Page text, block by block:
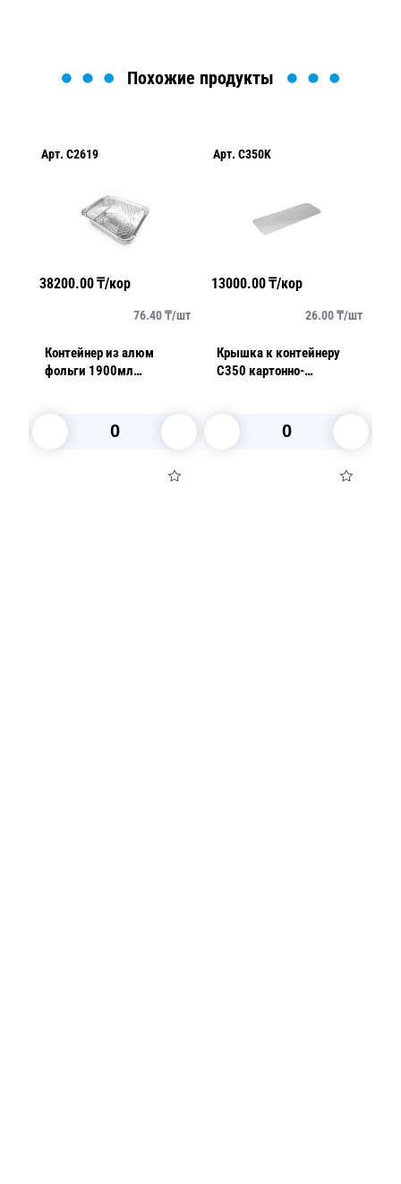
Похожие продукты
Арт.C2619
38200.00₸/кор
76.40₸/шт
Контейнер из алюм
фольги 1900мл
Арт.C350K
13000.00₸/кор
26.00₸/шт
Крышка к контейнеру
C350 картонно-